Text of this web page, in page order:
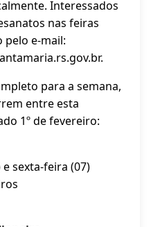
Interessados
nas feiras
e-mail:
para a semana,
entre esta
1º de fevereiro:
sexta-feira (07)